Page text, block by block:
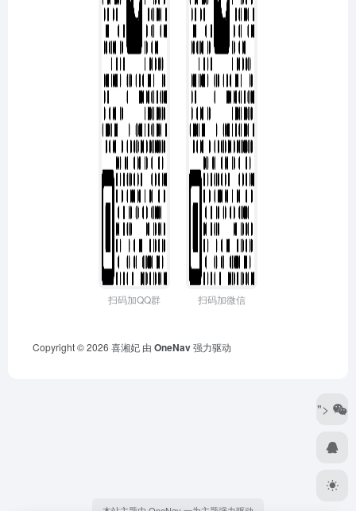
扫码加QQ群 扫码加微信
Copyright © 2026 喜湘妃 由 OneNav强力驱动
">